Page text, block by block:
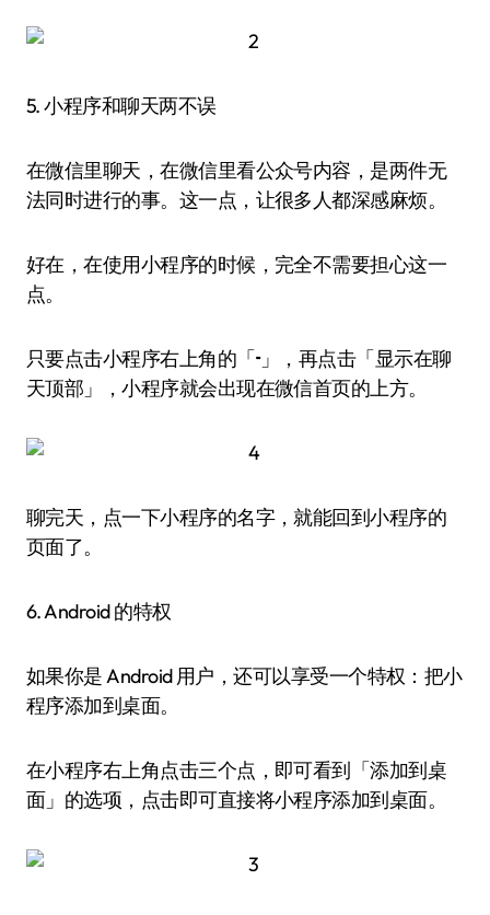
5. 小程序和聊天两不误
在微信里聊天，在微信里看公众号内容，是两件无
法同时进行的事。这一点，让很多人都深感麻烦。
好在，在使用小程序的时候，完全不需要担心这一
点。
只要点击小程序右上角的「···」，再点击「显示在聊
天顶部」，小程序就会出现在微信首页的上方。
聊完天，点一下小程序的名字，就能回到小程序的
页面了。
6. Android 的特权
如果你是 Android 用户，还可以享受一个特权：把小
程序添加到桌面。
在小程序右上角点击三个点，即可看到「添加到桌
面」的选项，点击即可直接将小程序添加到桌面。